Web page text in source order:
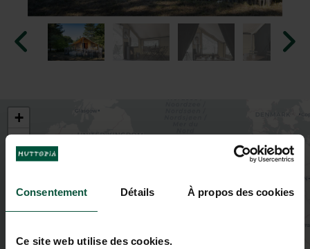
Consentement Détails À propos des cookies
Ce site web utilise des cookies.
+
−